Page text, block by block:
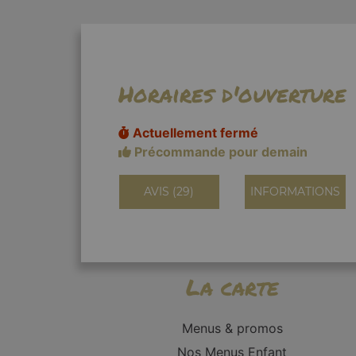
Horaires d'ouverture
Actuellement fermé
Précommande pour demain
AVIS (29) INFORMATIONS
La carte
Menus & promos
Nos Menus Enfant